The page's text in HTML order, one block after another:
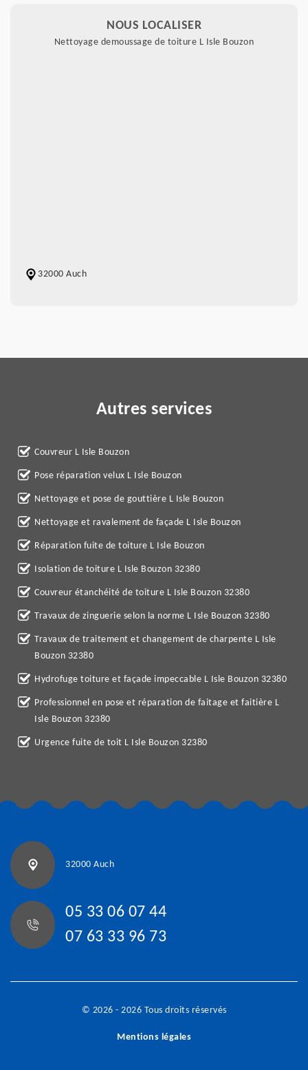
NOUS LOCALISER
Nettoyage demoussage de toiture L Isle Bouzon
32000 Auch
Autres services
Couvreur L Isle Bouzon
Pose réparation velux L Isle Bouzon
Nettoyage et pose de gouttière L Isle Bouzon
Nettoyage et ravalement de façade L Isle Bouzon
Réparation fuite de toiture L Isle Bouzon
Isolation de toiture L Isle Bouzon 32380
Couvreur étanchéité de toiture L Isle Bouzon 32380
Travaux de zinguerie selon la norme L Isle Bouzon 32380
Travaux de traitement et changement de charpente L Isle
Bouzon 32380
Hydrofuge toiture et façade impeccable L Isle Bouzon 32380
Professionnel en pose et réparation de faitage et faitière L
Isle Bouzon 32380
Urgence fuite de toit L Isle Bouzon 32380
32000 Auch
05 33 06 07 44
07 63 33 96 73
© 2026 - 2026 Tous droits réservés
Mentions légales